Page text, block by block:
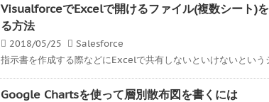
VisualforceでExcelで開けるファイル(複数シート)
る方法
2018/05/25
Salesforce
指示書を作成する際などにExcelで共有しないといけないという
Google Chartsを使って層別散布図を書くには